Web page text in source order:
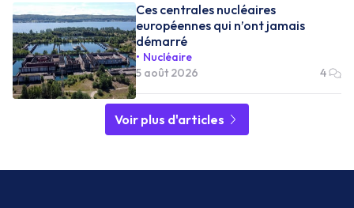
Ces centrales nucléaires
européennes qui n’ont jamais
démarré
Nucléaire
5 août 2026
4
Voir plus d'articles